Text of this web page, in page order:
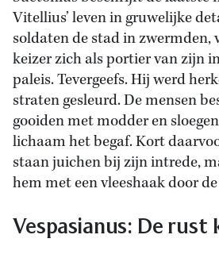
Vitellius’ leven in gruwelijke
soldaten de stad in zwermden,
keizer zich als portier van zijn
paleis. Tevergeefs. Hij werd
straten gesleurd. De mensen
gooiden met modder en
lichaam het begaf. Kort
staan juichen bij zijn intrede,
hem met een vleeshaak door
Vespasianus: De